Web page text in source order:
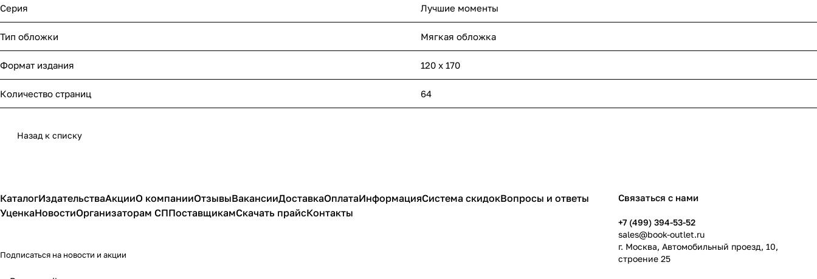
Серия Лучшие моменты
Тип обложки Мягкая обложка
Формат издания 120 х 170
Количество страниц 64
Назад к списку
КаталогИздательстваАкцииО компанииОтзывыВакансииДоставкаОплатаИнформацияСистема скидокВопросы и ответы
УценкаНовостиОрганизаторам СППоставщикамСкачать прайсКонтакты
Подписаться на новости и акции
Связаться с нами
+7 (499) 394-53-52
sales@book-outlet.ru
г. Москва, Автомобильный проезд, 10,
строение 25